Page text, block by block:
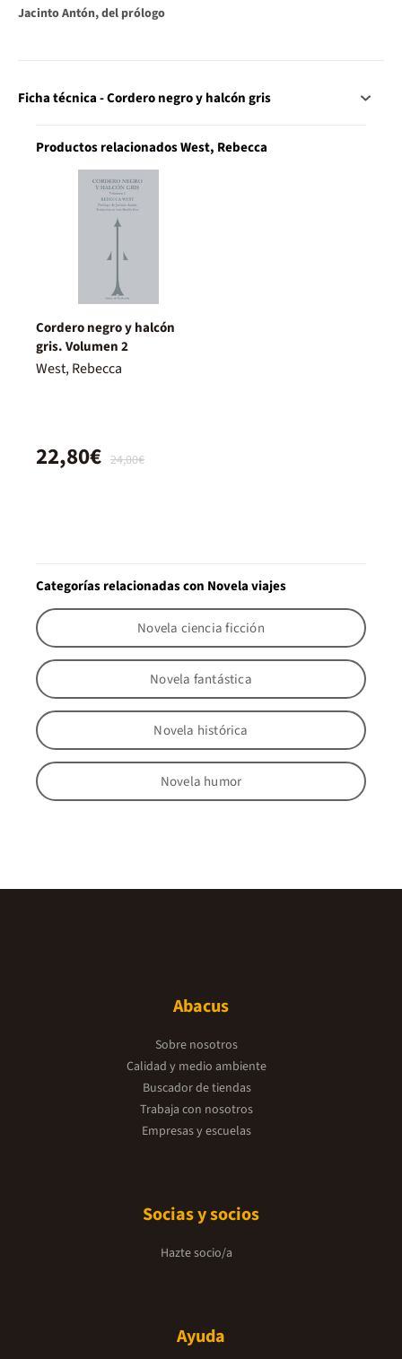
Jacinto Antón, del prólogo
Ficha técnica - Cordero negro y halcón gris
Productos relacionados West, Rebecca
Cordero negro y halcón
gris. Volumen 2
West, Rebecca
24,00€
22,80€
Categorías relacionadas con Novela viajes
Novela ciencia ficción
Novela fantástica
Novela histórica
Novela humor
Abacus
Sobre nosotros
Calidad y medio ambiente
Buscador de tiendas
Trabaja con nosotros
Empresas y escuelas
Socias y socios
Hazte socio/a
Ayuda